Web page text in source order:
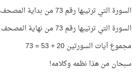
السورة التي ترتيبها رقم 73 من بداية المصحف هي سورة المزمل، وعدد آياتها 20 آية!
السورة التي ترتيبها رقم 73 من نهاية المصحف هي سورة الشورى، وعدد آياتها 53 آية!
مجموع آيات السورتين 20 + 53 = 73
سبحان من هذا نظمه وكلامه!